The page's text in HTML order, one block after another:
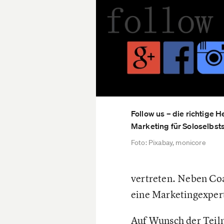
Follow us – die richtige
Marketing für
Foto: Pixabay, monicore
vertreten. Neben
eine
Auf Wunsch der